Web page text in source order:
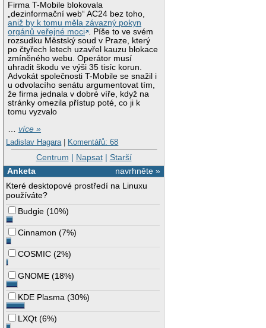
Firma T-Mobile blokovala
„dezinformační web“ AC24 bez toho,
aniž by k tomu měla závazný pokyn
orgánů veřejné moci . Píše to ve svém
rozsudku Městský soud v Praze, který
po čtyřech letech uzavřel kauzu blokace
zmíněného webu. Operátor musí
uhradit škodu ve výši 35 tisíc korun.
Advokát společnosti T-Mobile se snažil i
u odvolacího senátu argumentovat tím,
že firma jednala v dobré víře, když na
stránky omezila přístup poté, co ji k
tomu vyzvalo
…více »
Ladislav Hagara | Komentářů: 68
Centrum | Napsat| Starší
navrhněte »
Anketa
Které desktopové prostředí na Linuxu
používáte?
Budgie (10%)
Cinnamon (7%)
COSMIC (2%)
GNOME (18%)
KDE Plasma (30%)
LXQt (6%)